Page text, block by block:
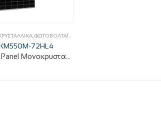
,ΦΩΤΟΒΟΛΤΑΪΚΆ
72HL4
550W Solar Panel Μονοκρυσταλλικό Jinko P-Type Tiger PRO 2278x1134x35mm